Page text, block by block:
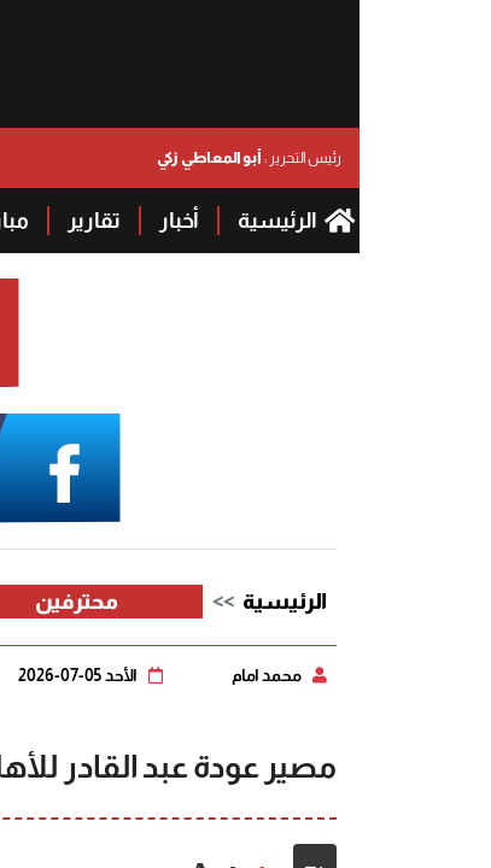
رئيس التحرير :أبو المعاطي زكي
الرئيسية أخبار تقارير
الرئيسية محترفين
محمد امام الأحد 05-07-2026
مصير عودة عبد القادر